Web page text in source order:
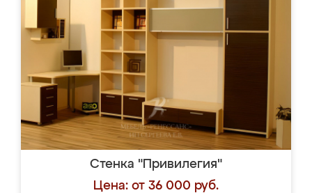
Стенка "Привилегия"
Цена: от 36 000 руб.